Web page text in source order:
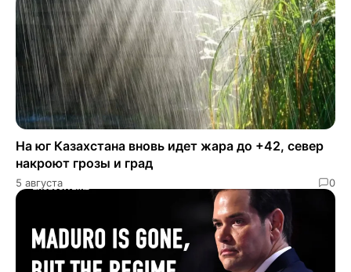
На юг Казахстана вновь идет жара до +42, север
накроют грозы и град
5 августа 0